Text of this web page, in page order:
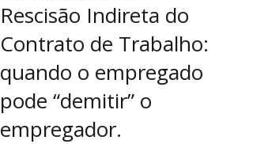
Rescisão Indireta do
Contrato de Trabalho:
quando o empregado
pode “demitir” o
empregador.